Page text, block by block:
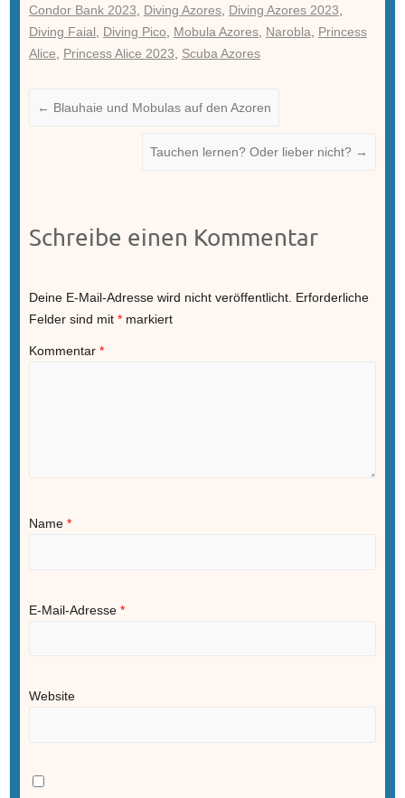
Condor Bank 2023, Diving Azores, Diving Azores 2023,
Diving Faial, Diving Pico, Mobula Azores, Narobla, Princess
Alice, Princess Alice 2023, Scuba Azores
← Blauhaie und Mobulas auf den Azoren
Tauchen lernen? Oder lieber nicht? →
Schreibe einen Kommentar
Deine E-Mail-Adresse wird nicht veröffentlicht. Erforderliche
Felder sind mit *markiert
Kommentar *
Name *
E-Mail-Adresse *
Website